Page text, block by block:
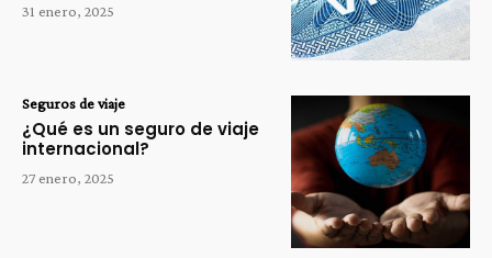
31 enero, 2025
Seguros de viaje
¿Qué es un seguro de viaje
internacional?
27 enero, 2025